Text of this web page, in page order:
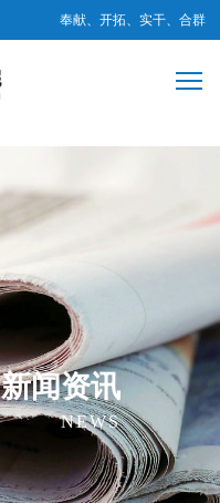
奉献、开拓、实干、合群
新闻资讯
NEWS